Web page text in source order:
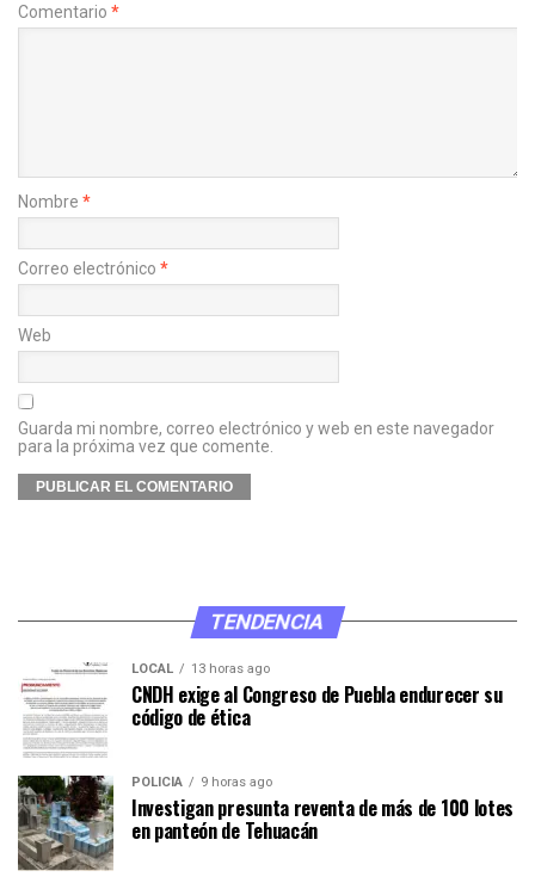
Comentario *
Nombre *
Correo electrónico *
Web
Guarda mi nombre, correo electrónico y web en este navegador
para la próxima vez que comente.
TENDENCIA
LOCAL 13 horas ago
CNDH exige al Congreso de Puebla endurecer su
código de ética
POLICÍA 9 horas ago
Investigan presunta reventa de más de 100 lotes
en panteón de Tehuacán